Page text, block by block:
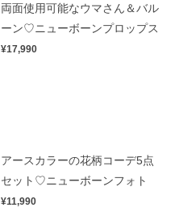
両面使用可能なウマさん＆バル
ーン♡ニューボーンプロップス
¥17,990
アースカラーの花柄コーデ5点
セット♡ニューボーンフォト
¥11,990